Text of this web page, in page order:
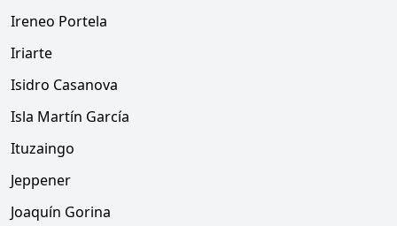
Ireneo Portela
Iriarte
Isidro Casanova
Isla Martín García
Ituzaingo
Jeppener
Joaquín Gorina